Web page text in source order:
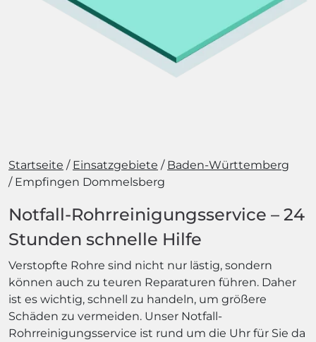
Startseite Einsatzgebiete
Baden-Württemberg
Empfingen Dommelsberg
Notfall-Rohrreinigungsservice – 24
Stunden schnelle Hilfe
Verstopfte Rohre sind nicht nur lästig, sondern
können auch zu teuren Reparaturen führen. Daher
ist es wichtig, schnell zu handeln, um größere
Schäden zu vermeiden. Unser Notfall-
Rohrreinigungsservice ist rund um die Uhr für Sie da